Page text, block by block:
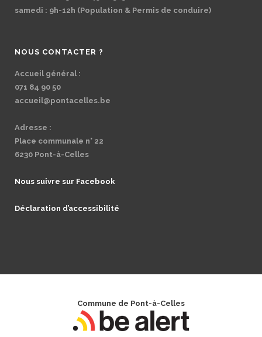
samedi : 9h-12h (Population & Permis de conduire)
NOUS CONTACTER ?
Accueil général :
071 84 90 50
accueil@pontacelles.be
Adresse :
Place communale n° 22
6230 Pont-à-Celles
Nous suivre sur Facebook
Déclaration d’accessibilité
Commune de Pont-à-Celles